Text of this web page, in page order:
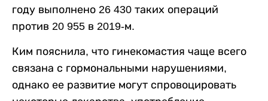
году выполнено 26 430 таких операций
против 20 955 в 2019-м.
Ким пояснила, что гинекомастия чаще всего
связана с гормональными нарушениями,
однако ее развитие могут спровоцировать